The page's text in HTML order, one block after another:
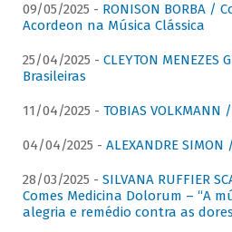
09/05/2025 - RONISON BORBA /
Acordeon na Música Clássica
25/04/2025 - CLEYTON
Brasileiras
11/04/2025 - TOBIAS
04/04/2025 - ALEXANDRE
28/03/2025 - SILVANA RUFFIER
Comes Medicina Dolorum – “A
alegria e remédio contra as